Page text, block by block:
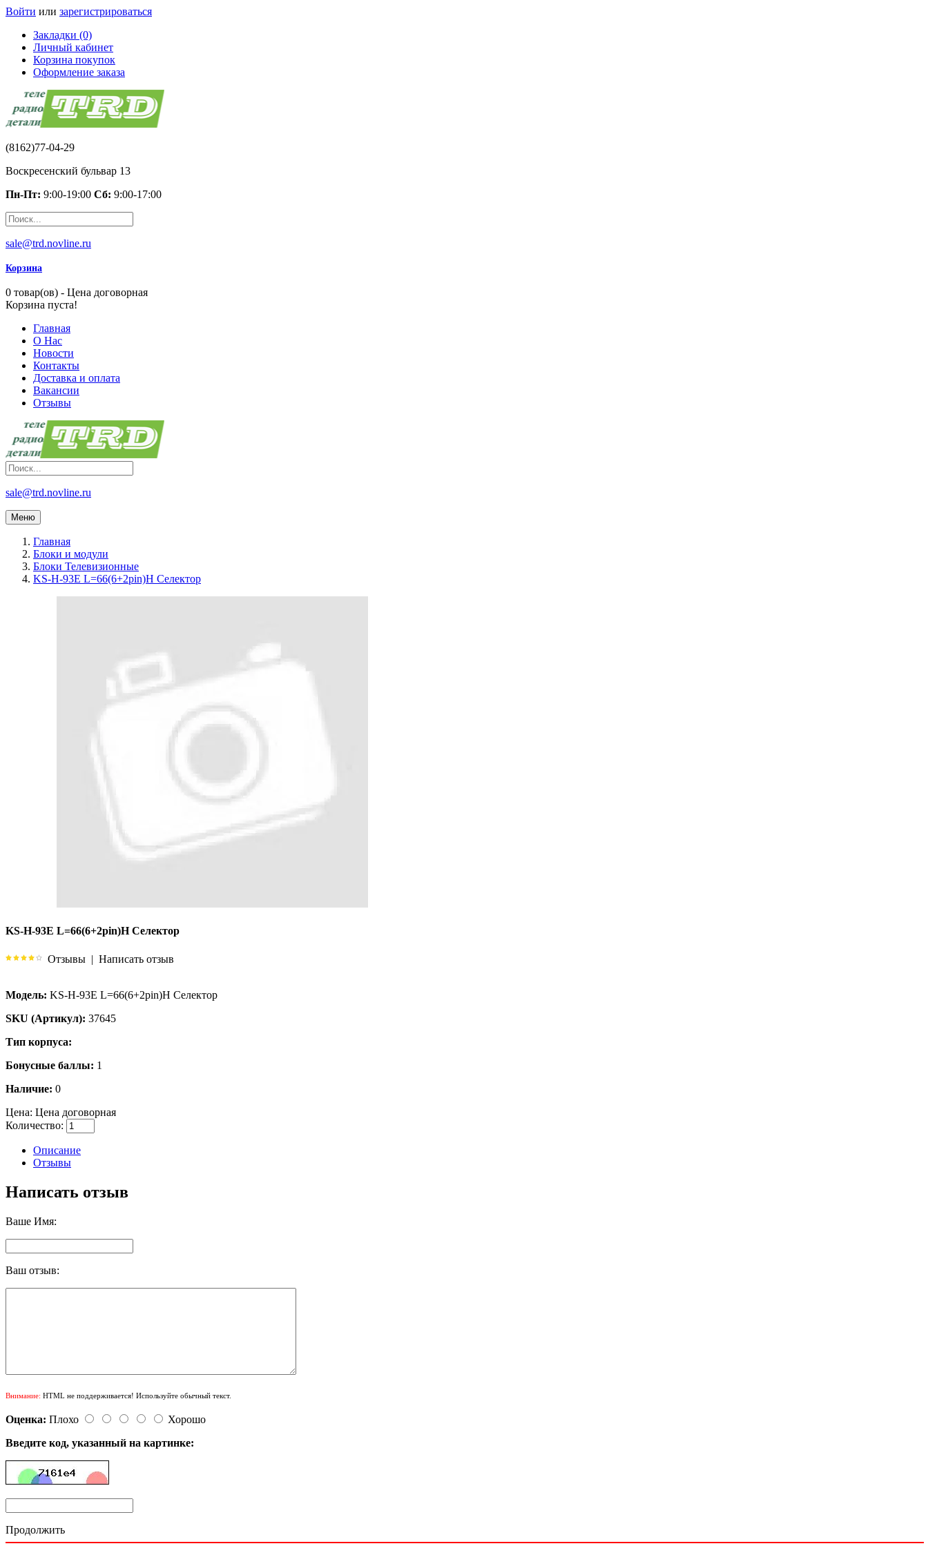
Войти или зарегистрироваться
Закладки (0)
Личный кабинет
Корзина покупок
Оформление заказа
(8162)77-04-29
Воскресенский бульвар 13
Пн-Пт: 9:00-19:00 Сб: 9:00-17:00
sale@trd.novline.ru
Корзина
0 товар(ов) - Цена договорная
Корзина пуста!
Главная
О Нас
Новости
Контакты
Доставка и оплата
Вакансии
Отзывы
sale@trd.novline.ru
Меню
Главная
Блоки и модули
Блоки Телевизионные
KS-H-93E L=66(6+2pin)H Селектор
KS-H-93E L=66(6+2pin)H Селектор
Отзывы | Написать отзыв
Модель: KS-H-93E L=66(6+2pin)H Селектор
SKU (Артикул): 37645
Тип корпуса:
Бонусные баллы: 1
Наличие: 0
Цена: Цена договорная
Количество:
Описание
Отзывы
Написать отзыв
Ваше Имя:
Ваш отзыв:
Внимание: HTML не поддерживается! Используйте обычный текст.
Оценка: Плохо
Хорошо
Введите код, указанный на картинке:
Продолжить